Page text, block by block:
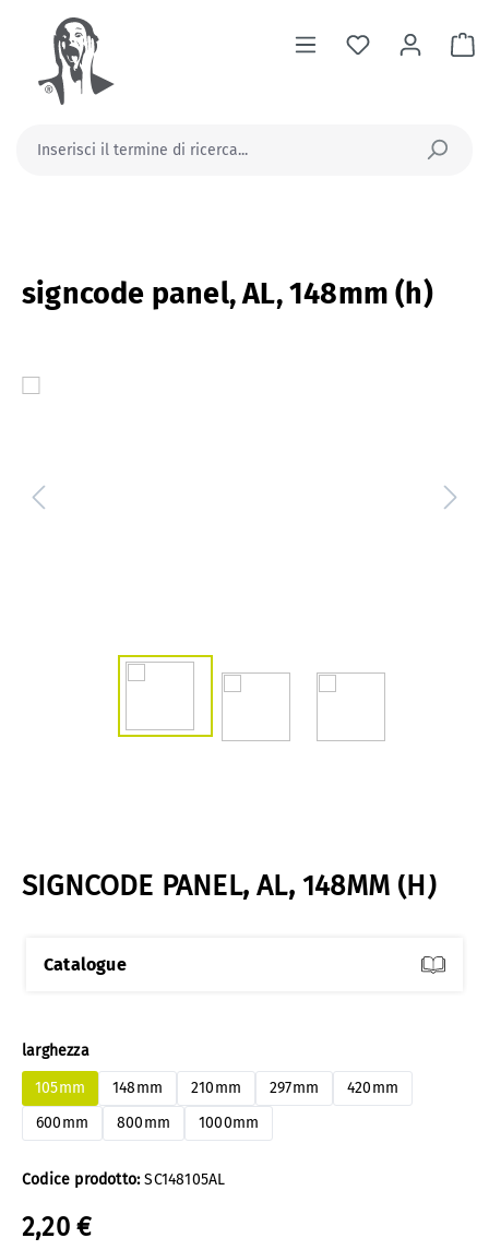
principale
Il
signcode panel, AL, 148mm (h)
SIGNCODE PANEL, AL, 148MM (H)
Catalogue
Codice prodotto:SC148105AL
2,20 €
Seleziona
larghezza
105mm
148mm 210mm 297mm
420mm
600mm
800mm 1000mm